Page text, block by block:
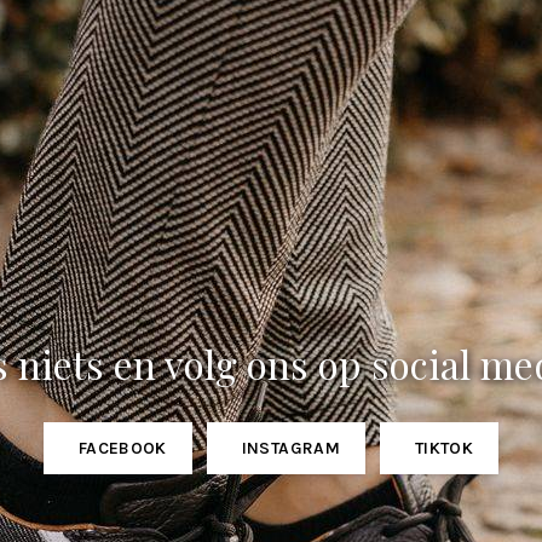
niets en volg ons op social
FACEBOOK INSTAGRAM TIKTOK